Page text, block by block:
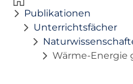
Publikationen
Neuheiten
Publikationen
Unterrichtsfächer
Wärme-Energie